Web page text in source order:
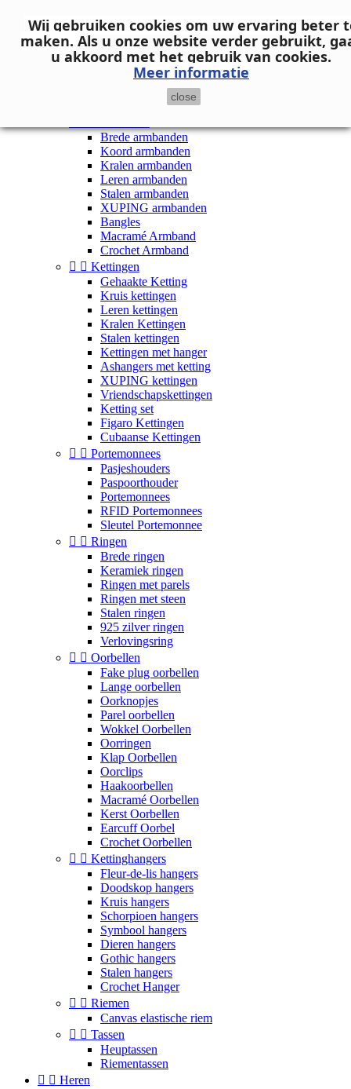
Inloggen
shopping_cart Winkelwagen (0)
Brede armbanden
Koord armbanden
Kralen armbanden
Leren armbanden
Stalen armbanden
XUPING armbanden
Bangles
Macramé Armband
Crochet Armband
  Kettingen
Gehaakte Ketting
Kruis kettingen
Leren kettingen
Kralen Kettingen
Stalen kettingen
Kettingen met hanger
Ashangers met ketting
XUPING kettingen
Vriendschapskettingen
Ketting set
Figaro Kettingen
Cubaanse Kettingen
  Portemonnees
Pasjeshouders
Paspoorthouder
Portemonnees
RFID Portemonnees
Sleutel Portemonnee
  Ringen
Brede ringen
Keramiek ringen
Ringen met parels
Ringen met steen
Stalen ringen
925 zilver ringen
Verlovingsring
  Oorbellen
Fake plug oorbellen
Lange oorbellen
Oorknopjes
Parel oorbellen
Wokkel Oorbellen
Oorringen
Klap Oorbellen
Oorclips
Haakoorbellen
Macramé Oorbellen
Kerst Oorbellen
Earcuff Oorbel
Crochet Oorbellen
  Kettinghangers
Fleur-de-lis hangers
Doodskop hangers
Kruis hangers
Schorpioen hangers
Symbool hangers
Dieren hangers
Gothic hangers
Stalen hangers
Crochet Hanger
  Riemen
Canvas elastische riem
  Tassen
Heuptassen
Riementassen
  Heren
Wij gebruiken cookies om uw ervaring beter
maken. Als u onze website verder gebruikt,
u akkoord met het gebruik van cookies.
Meer informatie
close